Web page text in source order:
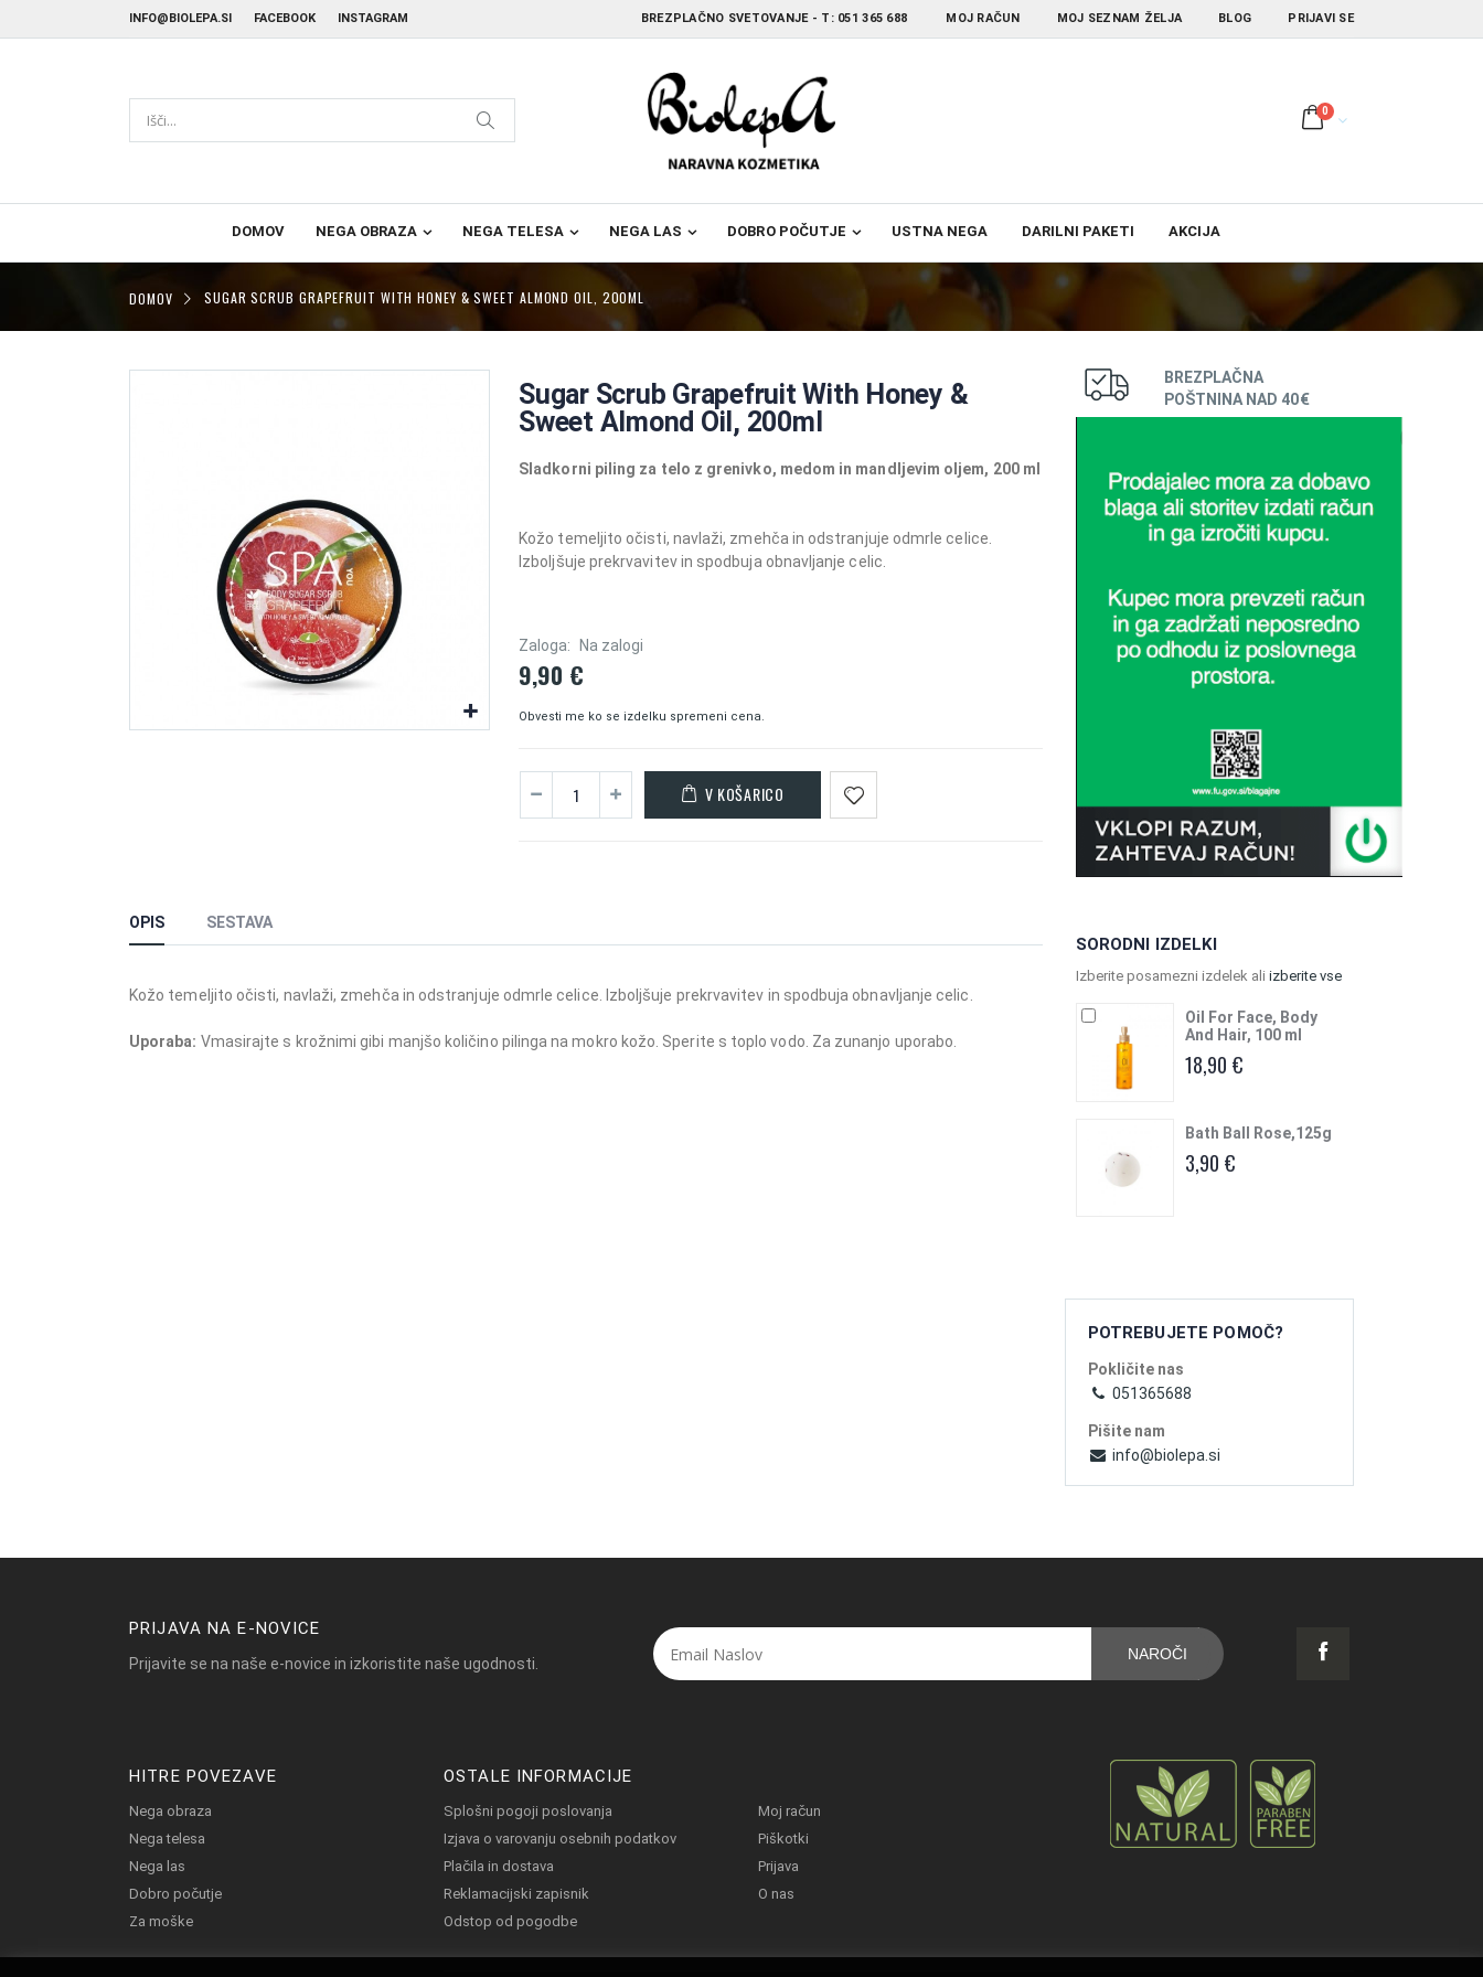
INSTAGRAM
FACEBOOK
INFO@BIOLEPA.SI MOJ RAČUN MOJ SEZNAM ŽELJA BLOG PRIJAVI SE
BREZPLAČNO SVETOVANJE - T: 051 365 688
0
DOMOV NEGA OBRAZA NEGA TELESA NEGA LAS DOBRO POČUTJE USTNA NEGA DARILNI PAKETI AKCIJA
DOMOV SUGAR SCRUB GRAPEFRUIT WITH HONEY & SWEET ALMOND OIL, 200ML
Sugar Scrub Grapefruit With Honey &
Sweet Almond Oil, 200ml
Sladkorni piling za telo z grenivko, medom in mandljevim oljem, 200 ml
Kožo temeljito očisti, navlaži, zmehča in odstranjuje odmrle celice.
Izboljšuje prekrvavitev in spodbuja obnavljanje celic.
Zaloga: Na zalogi
9,90 €
Obvesti me ko se izdelku spremeni cena.
V KOŠARICO
OPIS SESTAVA
Kožo temeljito očisti, navlaži, zmehča in odstranjuje odmrle celice. Izboljšuje prekrvavitev in spodbuja obnavljanje celic.
Uporaba: Vmasirajte s krožnimi gibi manjšo količino pilinga na mokro kožo. Sperite s toplo vodo. Za zunanjo uporabo.
BREZPLAČNA
POŠTNINA NAD 40€
SORODNI IZDELKI
Izberite posamezni izdelek ali izberite vse
Oil For Face, Body
And Hair, 100 ml
18,90 €
Bath Ball Rose,125g
3,90 €
POTREBUJETE POMOČ?
Pokličite nas
051365688
Pišite nam
info@biolepa.si
PRIJAVA NA E-NOVICE
Prijavite se na naše e-novice in izkoristite naše ugodnosti.
NAROČI
HITRE POVEZAVE
Nega obraza
Nega telesa
Nega las
Dobro počutje
Za moške
OSTALE INFORMACIJE
Splošni pogoji poslovanja
Izjava o varovanju osebnih podatkov
Plačila in dostava
Reklamacijski zapisnik
Odstop od pogodbe
Moj račun
Piškotki
Prijava
O nas